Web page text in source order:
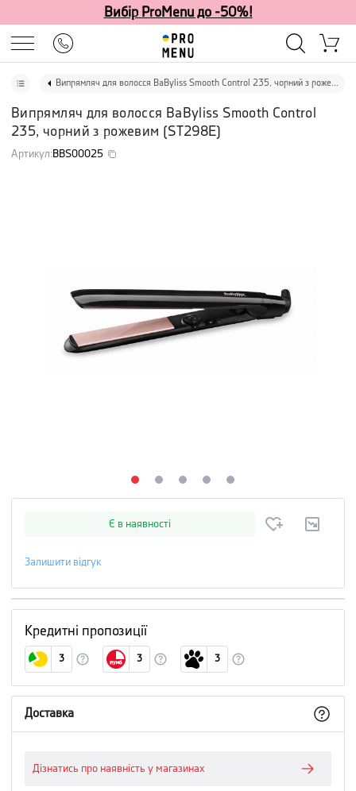
Вибір ProMenu до -50%!
Випрямляч для волосся BaByliss Smooth Control 235, чорний з рожевим
Випрямляч для волосся BaByliss Smooth Control
235, чорний з рожевим (ST298E)
Артикул:BBS00025
Є в наявності
Залишити відгук
Кредитні пропозиції
3 3 3
Доставка
Дізнатись про наявність у магазинах